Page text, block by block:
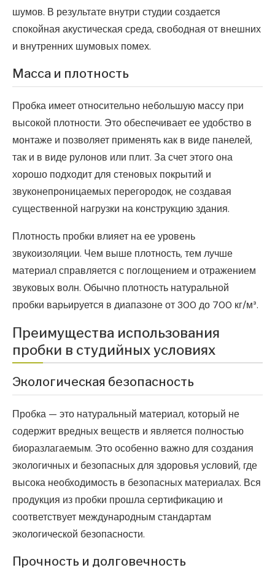
шумов. В результате внутри студии создается
спокойная акустическая среда, свободная от внешних
и внутренних шумовых помех.
Масса и плотность
Пробка имеет относительно небольшую массу при
высокой плотности. Это обеспечивает ее удобство в
монтаже и позволяет применять как в виде панелей,
так и в виде рулонов или плит. За счет этого она
хорошо подходит для стеновых покрытий и
звуконепроницаемых перегородок, не создавая
существенной нагрузки на конструкцию здания.
Плотность пробки влияет на ее уровень
звукоизоляции. Чем выше плотность, тем лучше
материал справляется с поглощением и отражением
звуковых волн. Обычно плотность натуральной
пробки варьируется в диапазоне от 300 до 700 кг/м³.
Преимущества использования
пробки в студийных условиях
Экологическая безопасность
Пробка — это натуральный материал, который не
содержит вредных веществ и является полностью
биоразлагаемым. Это особенно важно для создания
экологичных и безопасных для здоровья условий, где
высока необходимость в безопасных материалах. Вся
продукция из пробки прошла сертификацию и
соответствует международным стандартам
экологической безопасности.
Прочность и долговечность